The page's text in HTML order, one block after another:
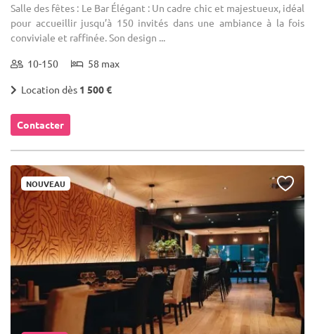
Salle des fêtes : Le Bar Élégant : Un cadre chic et majestueux, idéal
pour accueillir jusqu’à 150 invités dans une ambiance à la fois
conviviale et raffinée. Son design ...
10-150 58 max
Location dès 1 500 €
Contacter
NOUVEAU